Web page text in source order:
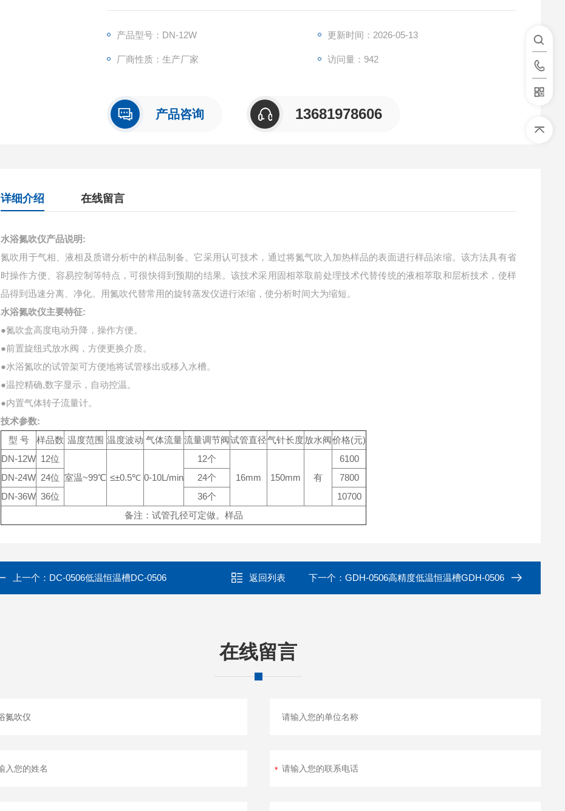
产品型号：DN-12W 更新时间：2026-05-13
厂商性质：生产厂家 访问量：942
产品咨询 13681978606
详细介绍 在线留言
水浴氮吹仪产品说明:
氮吹用于气相、液相及质谱分析中的样品制备。它采用认可技术，通过将氮气吹入加热样品的表面进行样品浓缩。该方法具有省
时操作方便、容易控制等特点，可很快得到预期的结果。该技术采用固相萃取前处理技术代替传统的液相萃取和层析技术，使样
品得到迅速分离、净化。用氮吹代替常用的旋转蒸发仪进行浓缩，使分析时间大为缩短。
水浴氮吹仪主要特征:
●氮吹盒高度电动升降，操作方便。
●前置旋纽式放水阀，方便更换介质。
●水浴氮吹的试管架可方便地将试管移出或移入水槽。
●温控精确,数字显示，自动控温。
●内置气体转子流量计。
技术参数:
型 号
样品数 温度范围 温度波动 气体流量 流量调节阀试管直径气针长度放水阀价格(元)
DN-12W 12位
室温~99℃ ≤±0.5℃ 0-10L/min
12个
16mm
150mm 有
6100
DN-24W 24位 24个
7800
DN-36W 36位 36个
10700
备注：试管孔径可定做。样品
上一个： DC-0506低温恒温槽DC-0506 返回列表 下一个： GDH-0506高精度低温恒温槽GDH-0506
在线留言